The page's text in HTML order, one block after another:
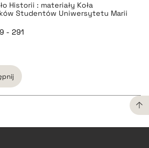
Historii : materiały Koła
Studentów Uniwersytetu Marii
- 291